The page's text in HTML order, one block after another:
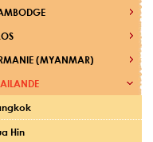
(MYANMAR)
Hin